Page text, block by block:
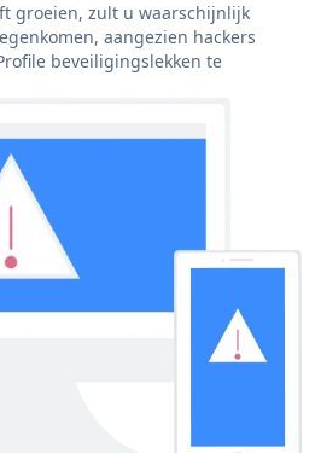
groeien, zult u waarschijnlijk
aangezien hackers
beveiligingslekken te